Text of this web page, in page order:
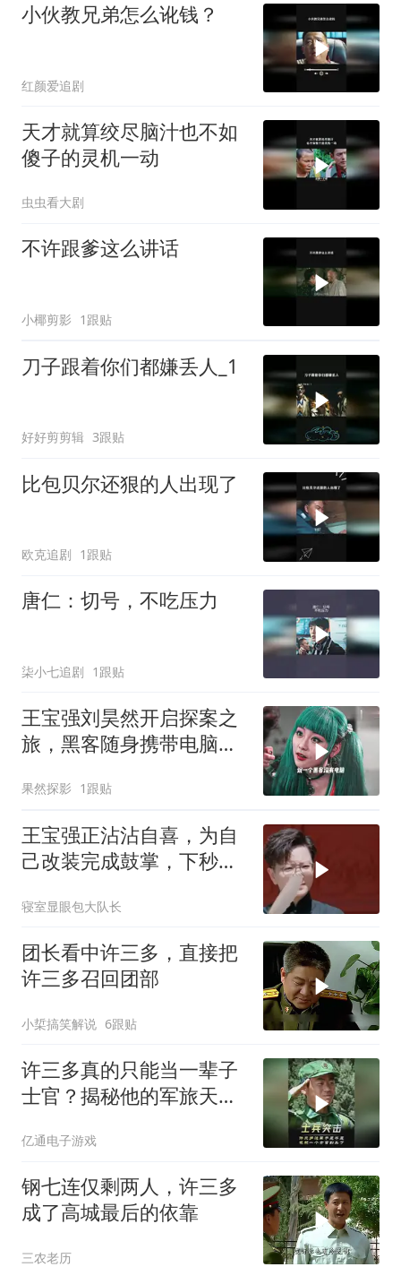
小伙教兄弟怎么讹钱？
红颜爱追剧
天才就算绞尽脑汁也不如
傻子的灵机一动
虫虫看大剧
不许跟爹这么讲话
小椰剪影 1跟贴
刀子跟着你们都嫌丢人_1
好好剪剪辑 3跟贴
比包贝尔还狠的人出现了
欧克追剧 1跟贴
唐仁：切号，不吃压力
柒小七追剧 1跟贴
王宝强刘昊然开启探案之
旅，黑客随身携带电脑，
果然探影 1跟贴
王宝强正沾沾自喜，为自
己改装完成鼓掌，下秒就
寝室显眼包大队长
团长看中许三多，直接把
许三多召回团部
小梊搞笑解说 6跟贴
许三多真的只能当一辈子
士官？揭秘他的军旅天花
亿通电子游戏
钢七连仅剩两人，许三多
成了高城最后的依靠
三农老历